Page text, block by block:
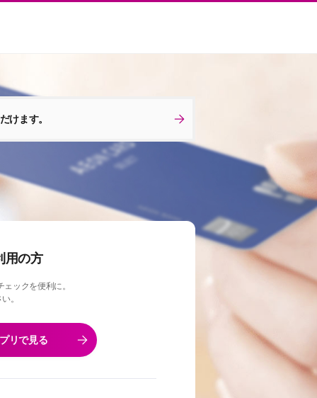
けます。
用の方
ックを便利に。
。
リで見る